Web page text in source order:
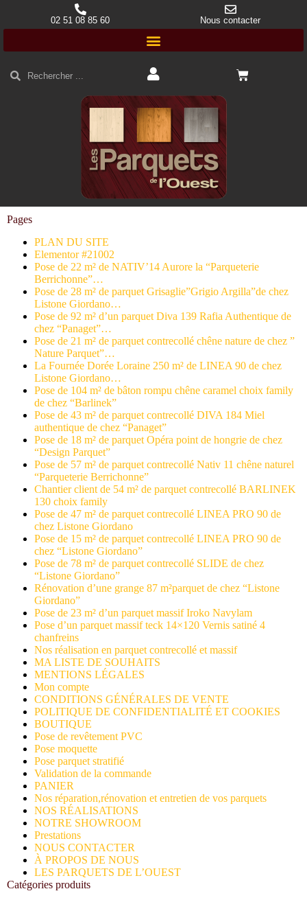
02 51 08 85 60 Nous contacter
Pages
PLAN DU SITE
Elementor #21002
Pose de 22 m² de NATIV’14 Aurore la “Parqueterie
Berrichonne”…
Pose de 28 m² de parquet Grisaglie”Grigio Argilla”de chez
Listone Giordano…
Pose de 92 m² d’un parquet Diva 139 Rafia Authentique de
chez “Panaget”…
Pose de 21 m² de parquet contrecollé chêne nature de chez ”
Nature Parquet”…
La Fournée Dorée Loraine 250 m² de LINEA 90 de chez
Listone Giordano…
Pose de 104 m² de bâton rompu chêne caramel choix family
de chez “Barlinek”
Pose de 43 m² de parquet contrecollé DIVA 184 Miel
authentique de chez “Panaget”
Pose de 18 m² de parquet Opéra point de hongrie de chez
“Design Parquet”
Pose de 57 m² de parquet contrecollé Nativ 11 chêne naturel
“Parqueterie Berrichonne”
Chantier client de 54 m² de parquet contrecollé BARLINEK
130 choix family
Pose de 47 m² de parquet contrecollé LINEA PRO 90 de
chez Listone Giordano
Pose de 15 m² de parquet contrecollé LINEA PRO 90 de
chez “Listone Giordano”
Pose de 78 m² de parquet contrecollé SLIDE de chez
“Listone Giordano”
Rénovation d’une grange 87 m²parquet de chez “Listone
Giordano”
Pose de 23 m² d’un parquet massif Iroko Navylam
Pose d’un parquet massif teck 14×120 Vernis satiné 4
chanfreins
Nos réalisation en parquet contrecollé et massif
MA LISTE DE SOUHAITS
MENTIONS LÉGALES
Mon compte
CONDITIONS GÉNÉRALES DE VENTE
POLITIQUE DE CONFIDENTIALITÉ ET COOKIES
BOUTIQUE
Pose de revêtement PVC
Pose moquette
Pose parquet stratifié
Validation de la commande
PANIER
Nos réparation,rénovation et entretien de vos parquets
NOS RÉALISATIONS
NOTRE SHOWROOM
Prestations
NOUS CONTACTER
À PROPOS DE NOUS
LES PARQUETS DE L’OUEST
Catégories produits